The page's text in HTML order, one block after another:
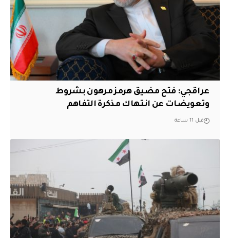
عراقجي: فتح مضيق هرمز مرهون بشروط
وتعويضات عن انتهاك مذكرة التفاهم
قبل 11 ساعة